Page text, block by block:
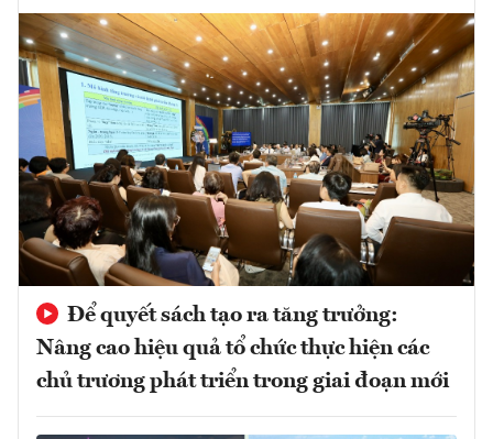
Để quyết sách tạo ra tăng trưởng:
Nâng cao hiệu quả tổ chức thực hiện các
chủ trương phát triển trong giai đoạn mới